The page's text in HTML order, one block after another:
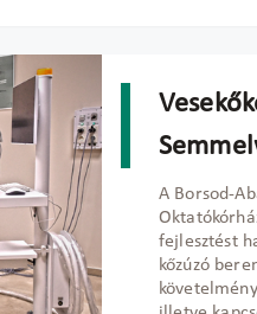
A Borsod-
fejlesztést
kőzúzó